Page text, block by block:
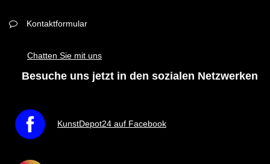
Kontaktformular
Chatten Sie mit uns
Besuche uns jetzt in den sozialen Netzwerken
KunstDepot24 auf Facebook